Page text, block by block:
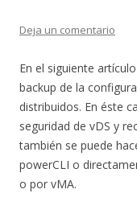
Deja un comentario
En el siguiente
backup de la
distribuidos. En éste
seguridad de vDS y
también se puede
powerCLI o
o por vMA.